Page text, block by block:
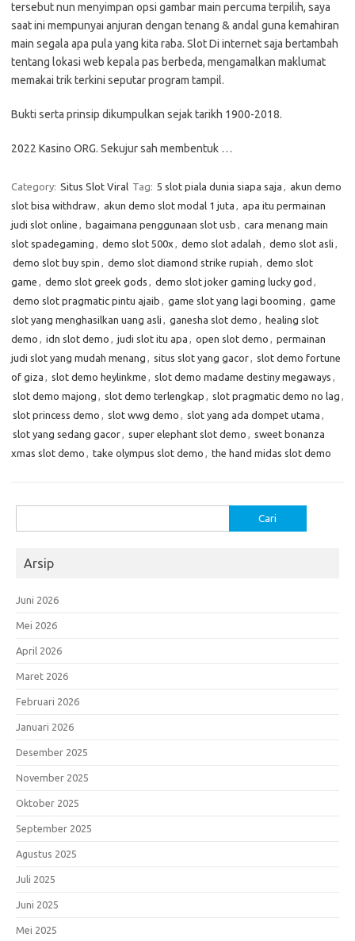
tersebut nun menyimpan opsi gambar main percuma terpilih, saya
saat ini mempunyai anjuran dengan tenang & andal guna kemahiran
main segala apa pula yang kita raba. Slot Di internet saja bertambah
tentang lokasi web kepala pas berbeda, mengamalkan maklumat
memakai trik terkini seputar program tampil.
Bukti serta prinsip dikumpulkan sejak tarikh 1900-2018.
2022 Kasino ORG. Sekujur sah membentuk …
Category: Situs Slot Viral Tag: 5 slot piala dunia siapa saja , akun demo
slot bisa withdraw, akun demo slot modal 1 juta , apa itu permainan
judi slot online , bagaimana penggunaan slot usb , cara menang main
slot spadegaming , demo slot 500x , demo slot adalah , demo slot asli ,
demo slot buy spin , demo slot diamond strike rupiah , demo slot
game , demo slot greek gods , demo slot joker gaming lucky god ,
demo slot pragmatic pintu ajaib , game slot yang lagi booming , game
slot yang menghasilkan uang asli , ganesha slot demo , healing slot
demo , idn slot demo , judi slot itu apa , open slot demo , permainan
judi slot yang mudah menang , situs slot yang gacor, slot demo fortune
of giza , slot demo heylinkme , slot demo madame destiny megaways ,
slot demo majong , slot demo terlengkap , slot pragmatic demo no lag ,
slot princess demo , slot wwg demo , slot yang ada dompet utama ,
slot yang sedang gacor, super elephant slot demo , sweet bonanza
xmas slot demo , take olympus slot demo , the hand midas slot demo
untuk:
Arsip
Juni 2026
Mei 2026
April 2026
Maret 2026
Februari 2026
Januari 2026
Desember 2025
November 2025
Oktober 2025
September 2025
Agustus 2025
Juli 2025
Juni 2025
Mei 2025